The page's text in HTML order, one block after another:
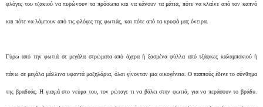
φλόγες του τζακιού να πυρώνουν τα πρόσωπα και να κάνουν τα μάτια, πότε να κλαίνε από τον καπνό
και πότε να λάμπουν από τις φλόγες της φωτιάς, και πότε από τα κρυφά μας όνειρα.
Γύρω από την φωτιά σε μεγάλα στρώματα από άχερα ή ξασμένα φύλλα από τζάφκες καλαμποκιού ή
πάνω σε μεγάλα μάλλινα υφαντά μαξηλάρια, όλοι γίνονταν μια οικογένεια. Ο παππούς έδινε το σύνθημα
της βραδυάς. Η γιαγιά στο νεύμα του, τον ρώταγε τι να βάλει στην φωτιά, για να περάσουν το βράδυ.